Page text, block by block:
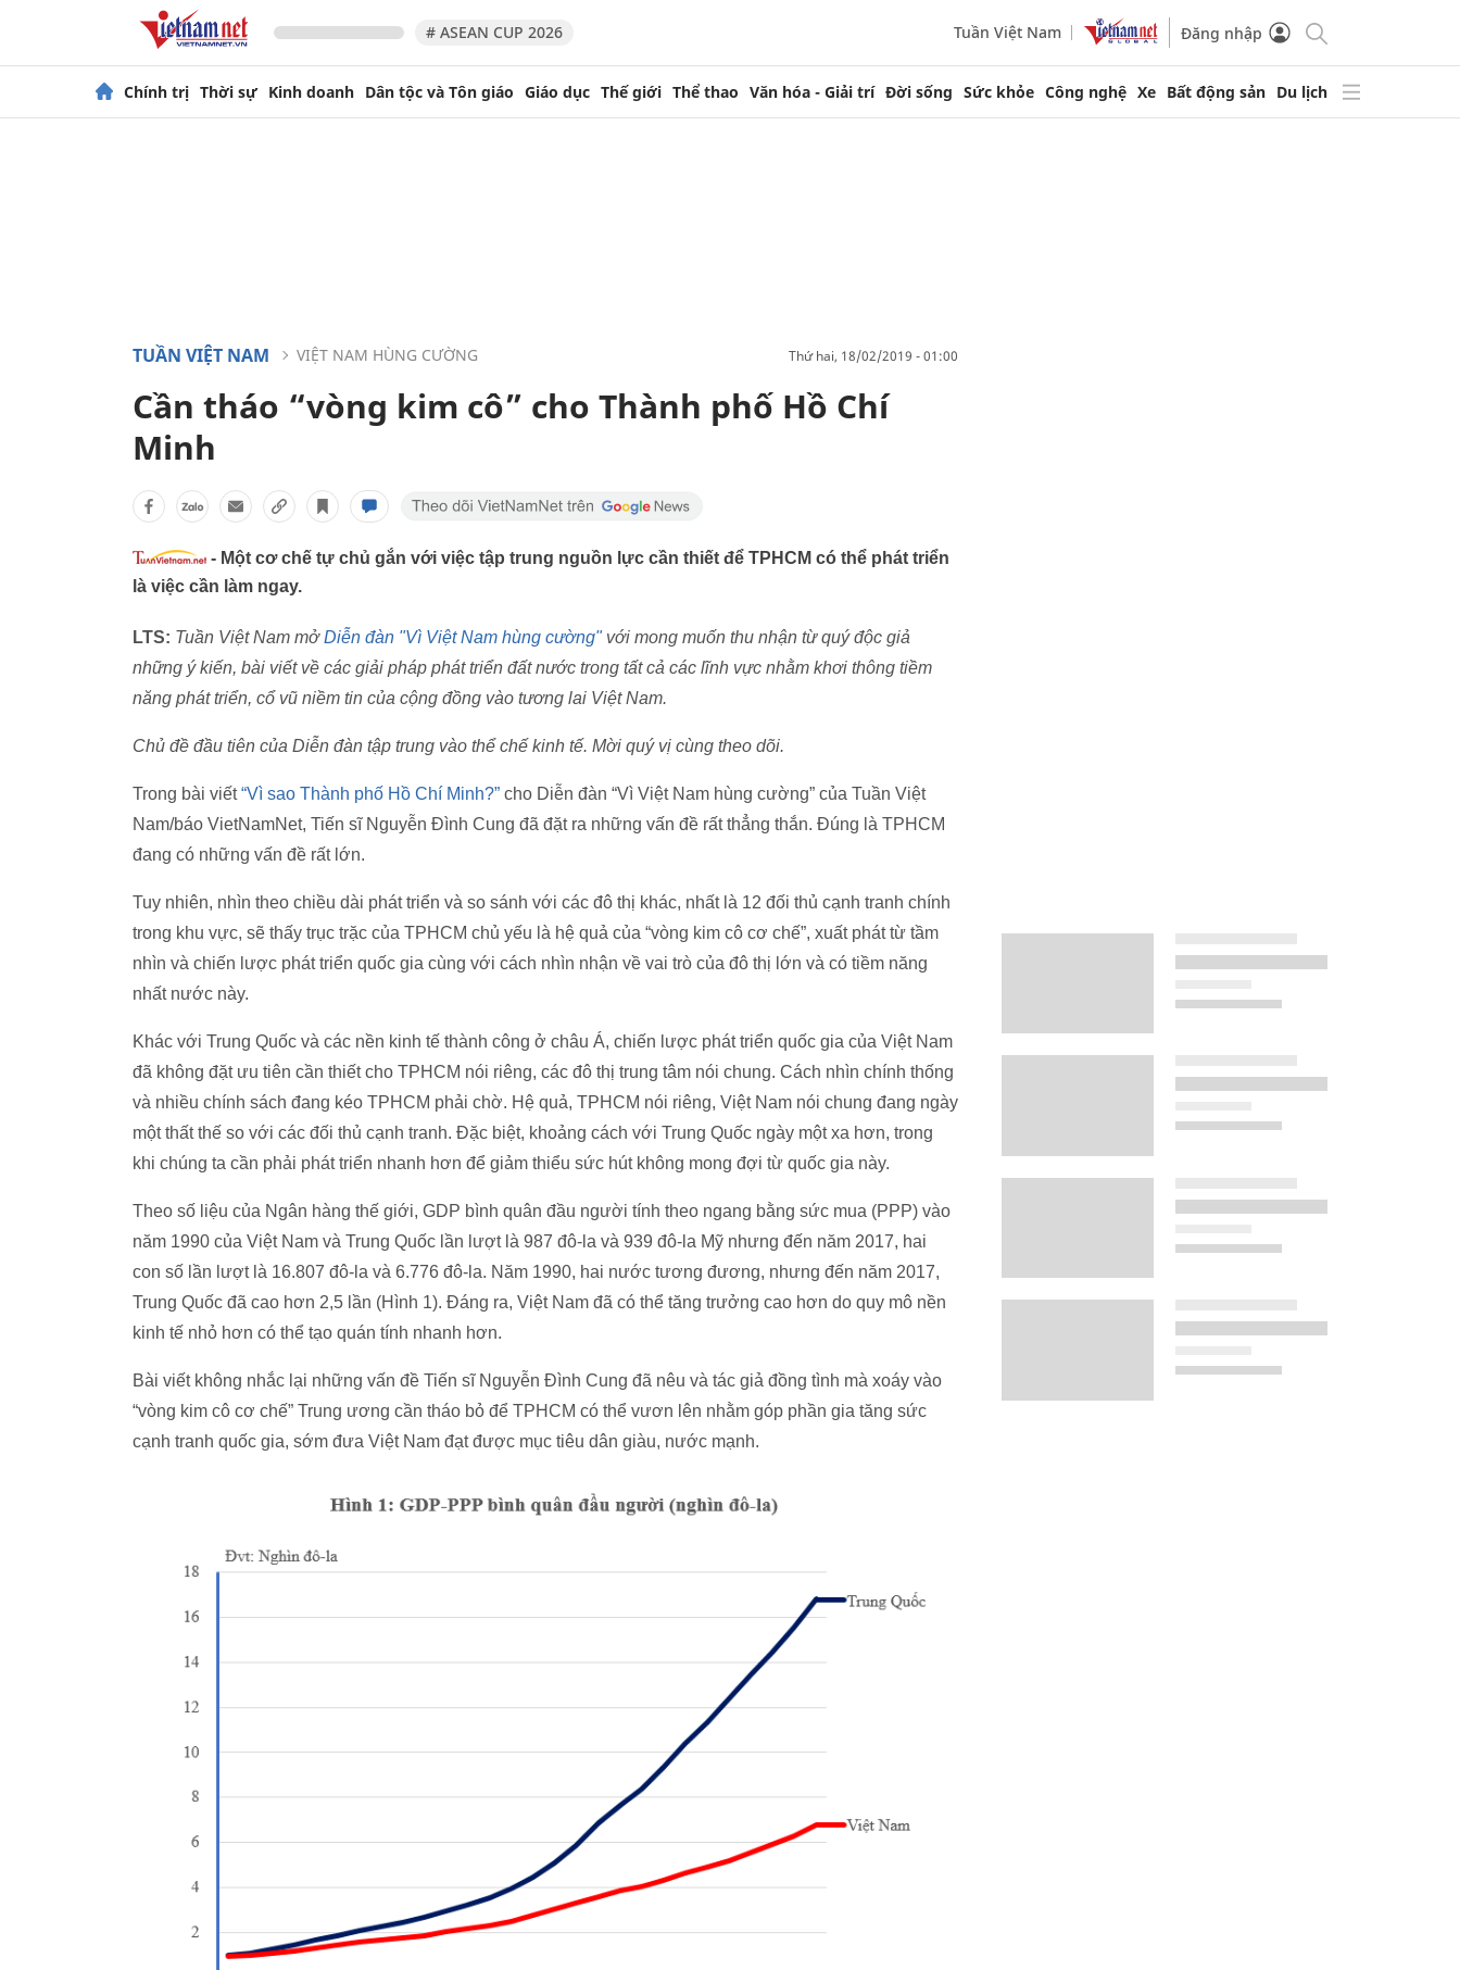
# ASEAN CUP 2026 Tuần Việt Nam Đăng nhập
Chính trị Thời sự Kinh doanh Dân tộc và Tôn giáo Giáo dục Thế giới Thể thao Văn hóa - Giải trí Đời sống Sức khỏe Công nghệ Xe Bất động sản Du lịch
TUẦN VIỆT NAM VIỆT NAM HÙNG CƯỜNG thứ hai, 18/02/2019 - 01:00
Cần tháo “vòng kim cô” cho Thành phố Hồ Chí
Minh
- Một cơ chế tự chủ gắn với việc tập trung nguồn lực cần thiết để TPHCM có thể phát triển
là việc cần làm ngay.
LTS: Tuần Việt Nam mởDiễn đàn "Vì Việt Nam hùng cường" với mong muốn thu nhận từ quý độc giả
những ý kiến, bài viết về các giải pháp phát triển đất nước trong tất cả các lĩnh vực nhằm khơi thông tiềm
năng phát triển, cổ vũ niềm tin của cộng đồng vào tương lai Việt Nam.
Chủ đề đầu tiên của Diễn đàn tập trung vào thể chế kinh tế. Mời quý vị cùng theo dõi.
Trong bài viết“Vì sao Thành phố Hồ Chí Minh?” cho Diễn đàn “Vì Việt Nam hùng cường” của Tuần Việt
Nam/báo VietNamNet, Tiến sĩ Nguyễn Đình Cung đã đặt ra những vấn đề rất thẳng thắn. Đúng là TPHCM
đang có những vấn đề rất lớn.
Tuy nhiên, nhìn theo chiều dài phát triển và so sánh với các đô thị khác, nhất là 12 đối thủ cạnh tranh chính
trong khu vực, sẽ thấy trục trặc của TPHCM chủ yếu là hệ quả của “vòng kim cô cơ chế”, xuất phát từ tầm
nhìn và chiến lược phát triển quốc gia cùng với cách nhìn nhận về vai trò của đô thị lớn và có tiềm năng
nhất nước này.
Khác với Trung Quốc và các nền kinh tế thành công ở châu Á, chiến lược phát triển quốc gia của Việt Nam
đã không đặt ưu tiên cần thiết cho TPHCM nói riêng, các đô thị trung tâm nói chung. Cách nhìn chính thống
và nhiều chính sách đang kéo TPHCM phải chờ. Hệ quả, TPHCM nói riêng, Việt Nam nói chung đang ngày
một thất thế so với các đối thủ cạnh tranh. Đặc biệt, khoảng cách với Trung Quốc ngày một xa hơn, trong
khi chúng ta cần phải phát triển nhanh hơn để giảm thiểu sức hút không mong đợi từ quốc gia này.
Theo số liệu của Ngân hàng thế giới, GDP bình quân đầu người tính theo ngang bằng sức mua (PPP) vào
năm 1990 của Việt Nam và Trung Quốc lần lượt là 987 đô-la và 939 đô-la Mỹ nhưng đến năm 2017, hai
con số lần lượt là 16.807 đô-la và 6.776 đô-la. Năm 1990, hai nước tương đương, nhưng đến năm 2017,
Trung Quốc đã cao hơn 2,5 lần (Hình 1). Đáng ra, Việt Nam đã có thể tăng trưởng cao hơn do quy mô nền
kinh tế nhỏ hơn có thể tạo quán tính nhanh hơn.
Bài viết không nhắc lại những vấn đề Tiến sĩ Nguyễn Đình Cung đã nêu và tác giả đồng tình mà xoáy vào
“vòng kim cô cơ chế” Trung ương cần tháo bỏ để TPHCM có thể vươn lên nhằm góp phần gia tăng sức
cạnh tranh quốc gia, sớm đưa Việt Nam đạt được mục tiêu dân giàu, nước mạnh.